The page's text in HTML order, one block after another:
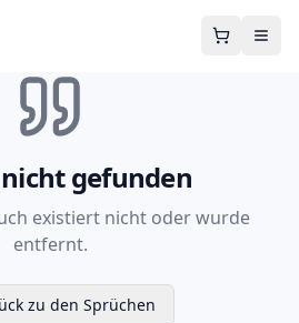
gefunden
existiert nicht oder wurde
entfernt.
zu den Sprüchen